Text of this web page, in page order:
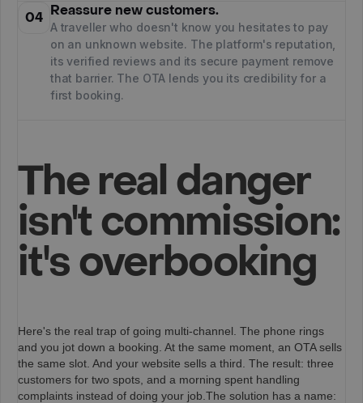
04 Reassure new customers.
A traveller who doesn't know you hesitates to pay
on an unknown website. The platform's reputation,
its verified reviews and its secure payment remove
that barrier. The OTA lends you its credibility for a
first booking.
The real danger
isn't commission:
it's overbooking
Here's the real trap of going multi-channel. The phone rings
and you jot down a booking. At the same moment, an OTA sells
the same slot. And your website sells a third. The result: three
customers for two spots, and a morning spent handling
complaints instead of doing your job.The solution has a name: